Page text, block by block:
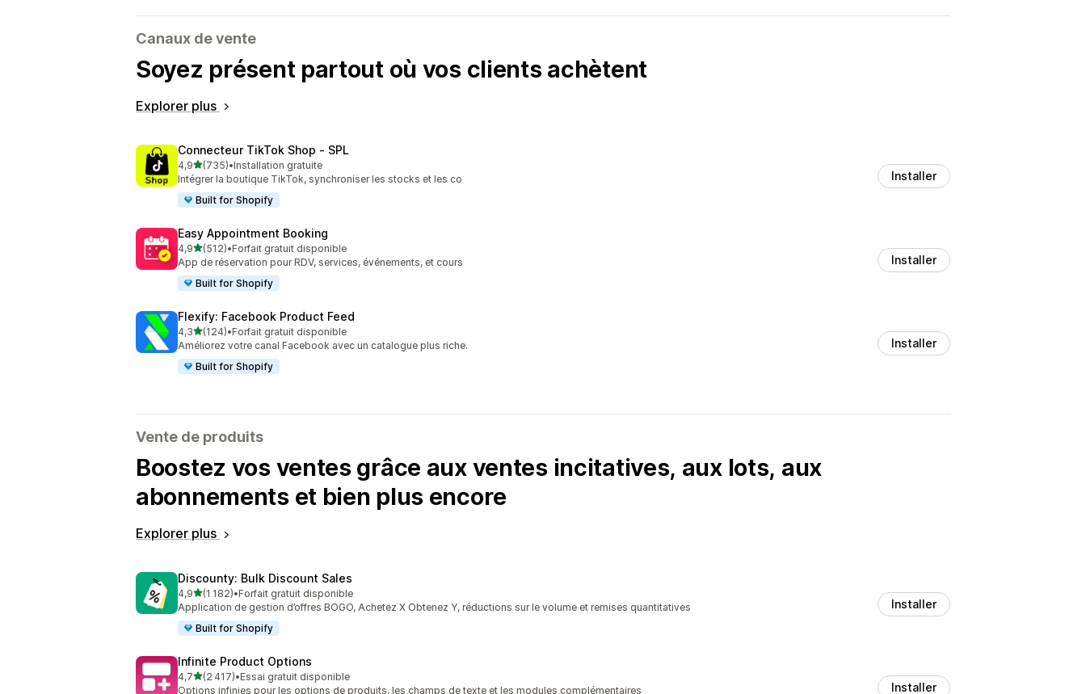
Canaux de vente
Soyez présent partout où vos clients achètent
Explorer plus
Connecteur TikTok Shop ‑ SPL
4,9étoile(s) sur 5
(735)
735 avis au total
•Installation gratuite
Intégrer la boutique TikTok, synchroniser les stocks et les co
Built for Shopify
Installer
Easy Appointment Booking
4,9étoile(s) sur 5
(512)
512 avis au total
•Forfait gratuit disponible
App de réservation pour RDV, services, événements, et cours
Built for Shopify
Installer
Flexify: Facebook Product Feed
4,3étoile(s) sur 5
(124)
124 avis au total
•Forfait gratuit disponible
Améliorez votre canal Facebook avec un catalogue plus riche.
Built for Shopify
Installer
Vente de produits
Boostez vos ventes grâce aux ventes incitatives, aux lots, aux
abonnements et bien plus encore
Explorer plus
Discounty: Bulk Discount Sales
4,9étoile(s) sur 5
(1 182)
1182 avis au total
•Forfait gratuit disponible
Application de gestion d’offres BOGO, Achetez X Obtenez Y, réductions sur le volume et remises quantitatives
Built for Shopify
Installer
Infinite Product Options
4,7étoile(s) sur 5
(2 417)
2417 avis au total
•Essai gratuit disponible
Options infinies pour les options de produits, les champs de texte et les modules complémentaires
Installer